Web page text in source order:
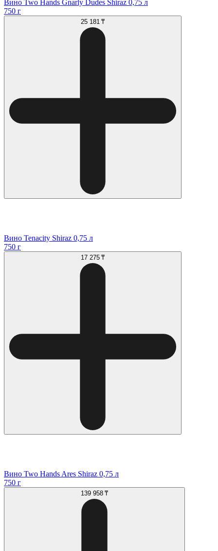
Вино Two Hands Gnarly Dudes Shiraz 0,75 л
750 г
25 181 ₸
Вино Tenacity Shiraz 0,75 л
750 г
17 275 ₸
Вино Two Hands Ares Shiraz 0,75 л
750 г
139 958 ₸